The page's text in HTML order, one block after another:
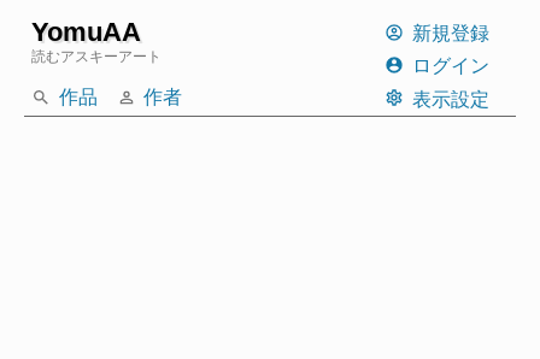
YomuAA
読むアスキーアート
作品 作者
新規登録
ログイン
表示設定